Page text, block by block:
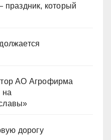
который
АО Агрофирма
на
дорогу